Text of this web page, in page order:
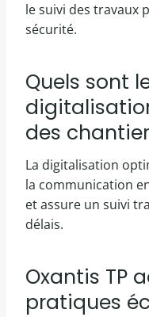
le suivi des travaux
sécurité.
Quels sont
des
La digitalisation
la communication
et assure un suivi
délais.
Oxantis TP
pratiques